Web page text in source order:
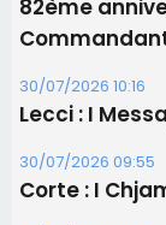
30/07/2026 08:33
Bastia -
Sainte-Marie
Les plus lus